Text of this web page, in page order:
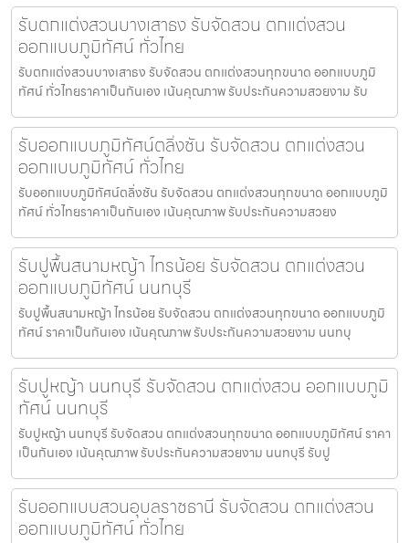
รับตกแต่งสวนบางเสาธง รับจัดสวน ตกแต่งสวน
ออกแบบภูมิทัศน์ ทั่วไทย
รับตกแต่งสวนบางเสาธง รับจัดสวน ตกแต่งสวนทุกขนาด ออกแบบภูมิ
ทัศน์ ทั่วไทยราคาเป็นกันเอง เน้นคุณภาพ รับประกันความสวยงาม รับ
รับออกแบบภูมิทัศน์ตลิ่งชัน รับจัดสวน ตกแต่งสวน
ออกแบบภูมิทัศน์ ทั่วไทย
รับออกแบบภูมิทัศน์ตลิ่งชัน รับจัดสวน ตกแต่งสวนทุกขนาด ออกแบบภูมิ
ทัศน์ ทั่วไทยราคาเป็นกันเอง เน้นคุณภาพ รับประกันความสวยง
รับปูพื้นสนามหญ้า ไทรน้อย รับจัดสวน ตกแต่งสวน
ออกแบบภูมิทัศน์ นนทบุรี
รับปูพื้นสนามหญ้า ไทรน้อย รับจัดสวน ตกแต่งสวนทุกขนาด ออกแบบภูมิ
ทัศน์ ราคาเป็นกันเอง เน้นคุณภาพ รับประกันความสวยงาม นนทบุ
รับปูหญ้า นนทบุรี รับจัดสวน ตกแต่งสวน ออกแบบภูมิ
ทัศน์ นนทบุรี
รับปูหญ้า นนทบุรี รับจัดสวน ตกแต่งสวนทุกขนาด ออกแบบภูมิทัศน์ ราคา
เป็นกันเอง เน้นคุณภาพ รับประกันความสวยงาม นนทบุรี รับปู
รับออกแบบสวนอุบลราชธานี รับจัดสวน ตกแต่งสวน
ออกแบบภูมิทัศน์ ทั่วไทย